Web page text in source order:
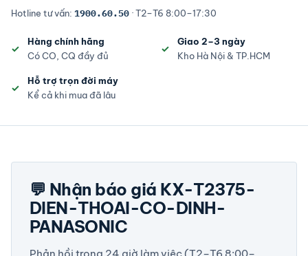
Hotline tư vấn: 1900.60.50 · T2–T6 8:00–17:30
Hàng chính hãng
Có CO, CQ đầy đủ
Giao 2–3 ngày
Kho Hà Nội & TP.HCM
Hỗ trợ trọn đời máy
Kể cả khi mua đã lâu
💬 Nhận báo giá KX-T2375-
DIEN-THOAI-CO-DINH-
PANASONIC